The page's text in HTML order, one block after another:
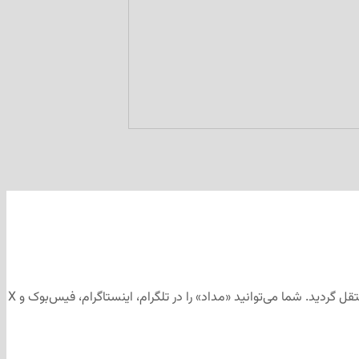
این مطلب برای رسانه‌های اجتماعی «مداد» تهیه و ابتدا در کانال تلگرامی «مداد» به آدرس منتشر شد و سپس جهت آرشیو به وب‌سایت «مداد» منتقل گردید. شما می‌توانید «مداد» را در تلگرام، اینستاگرام، فیس‌بوک و X